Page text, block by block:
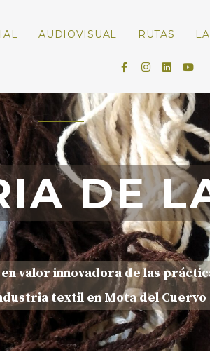
AUDIOVISUAL RUTAS
DE
valor innovadora de las
textil en Mota del Cuervo